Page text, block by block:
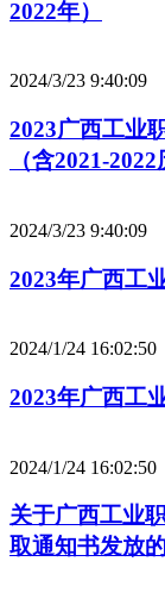
2022年）
2024/3/23 9:40:09
2023广西工业
（含2021-2022
2024/3/23 9:40:09
2023年广西工
2024/1/24 16:02:50
2023年广西工
2024/1/24 16:02:50
关于广西工业
取通知书发放